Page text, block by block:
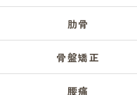
肋骨
骨盤矯正
腰痛